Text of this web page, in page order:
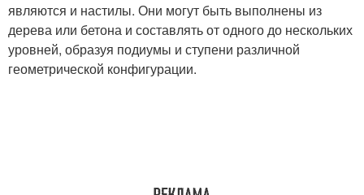
являются и настилы. Они могут быть выполнены из
дерева или бетона и составлять от одного до нескольких
уровней, образуя подиумы и ступени различной
геометрической конфигурации.